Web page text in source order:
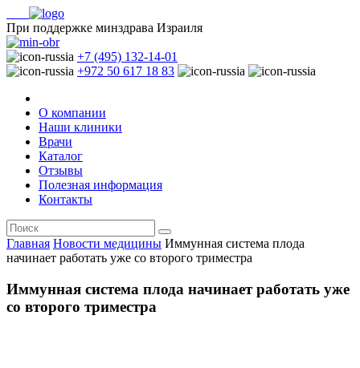
При поддержке минздрава Израиля
+7 (495) 132-14-01
+972 50 617 18 83
О компании
Наши клиники
Врачи
Каталог
Отзывы
Полезная информация
Контакты
Главная Новости медицины Иммунная система плода
начинает работать уже со второго триместра
Иммунная система плода начинает работать уже
со второго триместра